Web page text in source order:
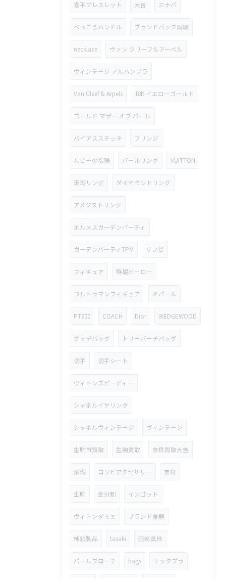
喜平ブレスレット 大吉 カナパ
べっこうハンドル ブランドバック買取
necklace ヴァン クリーフ＆アーペル
ヴィンテージ アルハンブラ
Van Cleef & Arpels 18K イエローゴールド
ゴールド マザー オブ パール
バイアスステッチ フリンジ
ルビーの指輪 パールリング VUITTON
珊瑚リング ダイヤモンドリング
アメジストリング
エルメスガーデンパーティ
ガーデンパーティTPM ソフビ
フィギュア 特撮ヒーロー
ウルトラマンフィギュア オパール
PT900 COACH Dior WEDGEWOOD
グッチバッグ トリーバーチバッグ
切手 切手シート
ヴィトンスピーディー
シャネルイヤリング
シャネルヴィンテージ ヴィンテージ
生駒市買取 生駒買取 奈良買取大吉
珊瑚 コンビアクセサリー 奈良
生駒 金分割 インゴット
ヴィトンダミエ ブランド食器
純銀製品 tasaki 田崎真珠
パールブローチ bags サックプラ